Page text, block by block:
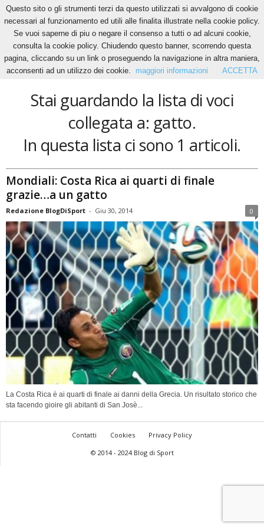
Home Tags Gatto
gatto
Stai guardando la lista di voci
collegata a: gatto.
In questa lista ci sono 1 articoli.
Mondiali: Costa Rica ai quarti di finale
grazie…a un gatto
Redazione BlogDiSport - Giu 30, 2014 0
La Costa Rica è ai quarti di finale ai danni della Grecia. Un risultato storico che
sta facendo gioire gli abitanti di San Josè...
Contatti Cookies
Privacy Policy
© 2014 - 2024 Blog di Sport
Questo sito o gli strumenti terzi da questo utilizzati si avvalgono di cookie
necessari al funzionamento ed utili alle finalita illustrate nella cookie policy.
Se vuoi saperne di piu o negare il consenso a tutti o ad alcuni cookie,
consulta la cookie policy. Chiudendo questo banner, scorrendo questa
pagina, cliccando su un link o proseguendo la navigazione in altra maniera,
acconsenti ad un utilizzo dei cookie.
maggiori informazioni ACCETTA